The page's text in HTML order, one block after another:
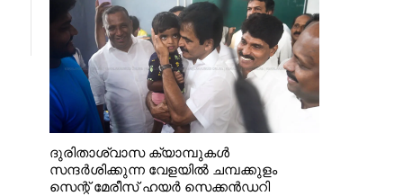
ദുരിതാശ്വാസ ക്യാമ്പുകൾ
സന്ദർശിക്കുന്ന വേളയിൽ ചമ്പക്കുളം
സെന്റ് മേരീസ് ഹയർ സെക്കൻഡറി